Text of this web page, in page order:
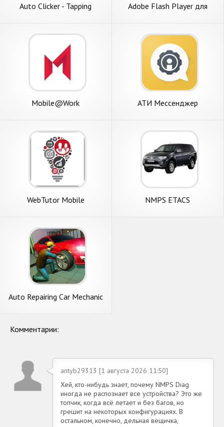
Auto Clicker - Tapping
Adobe Flash Player для
Mobile@Work АТИ Мессенджер
WebTutor Mobile NMPS ETACS
Auto Repairing Car Mechanic
Комментарии:
antyb29313 [1 августа 2026 11:50]
Хей, кто-нибудь знает, почему NMPS Diag
иногда не распознает все устройства? Это же
топчик, когда всё летает и без багов, но
грешит на некоторых конфигурациях. В
остальном, конечно, дельная вещичка,